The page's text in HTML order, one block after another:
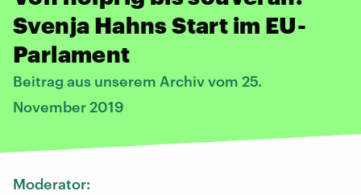
Svenja Hahns Start im EU-
Parlament
Beitrag aus unserem Archiv vom 25.
November 2019
Moderator: